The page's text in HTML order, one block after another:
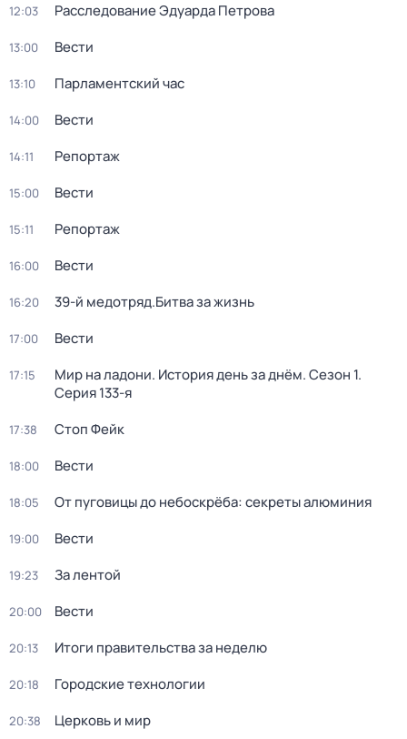
12:03 Расследование Эдуарда Петрова
13:00 Вести
13:10 Парламентский час
14:00 Вести
14:11 Репортаж
15:00 Вести
15:11 Репортаж
16:00 Вести
16:20 39-й медотряд.Битва за жизнь
17:00 Вести
17:15 Мир на ладони. История день за днём. Сезон 1.
Серия 133-я
17:38 Стоп Фейк
18:00 Вести
18:05 От пуговицы до небоскрёба: секреты алюминия
19:00 Вести
19:23 За лентой
20:00 Вести
20:13 Итоги правительства за неделю
20:18 Городские технологии
20:38 Церковь и мир